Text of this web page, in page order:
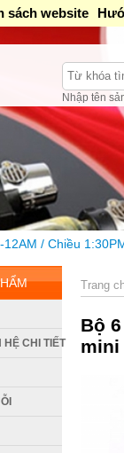
sách website
Nhập tên
16PM / Tối 18h-
HỆ CHI TIẾT
Trang
Bộ
mini